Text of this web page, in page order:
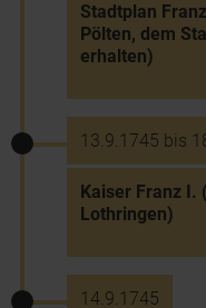
Stadtplan
Pölten, dem
erhalten)
13.9.1745 bis
Kaiser Franz I.
Lothringen)
14.9.1745